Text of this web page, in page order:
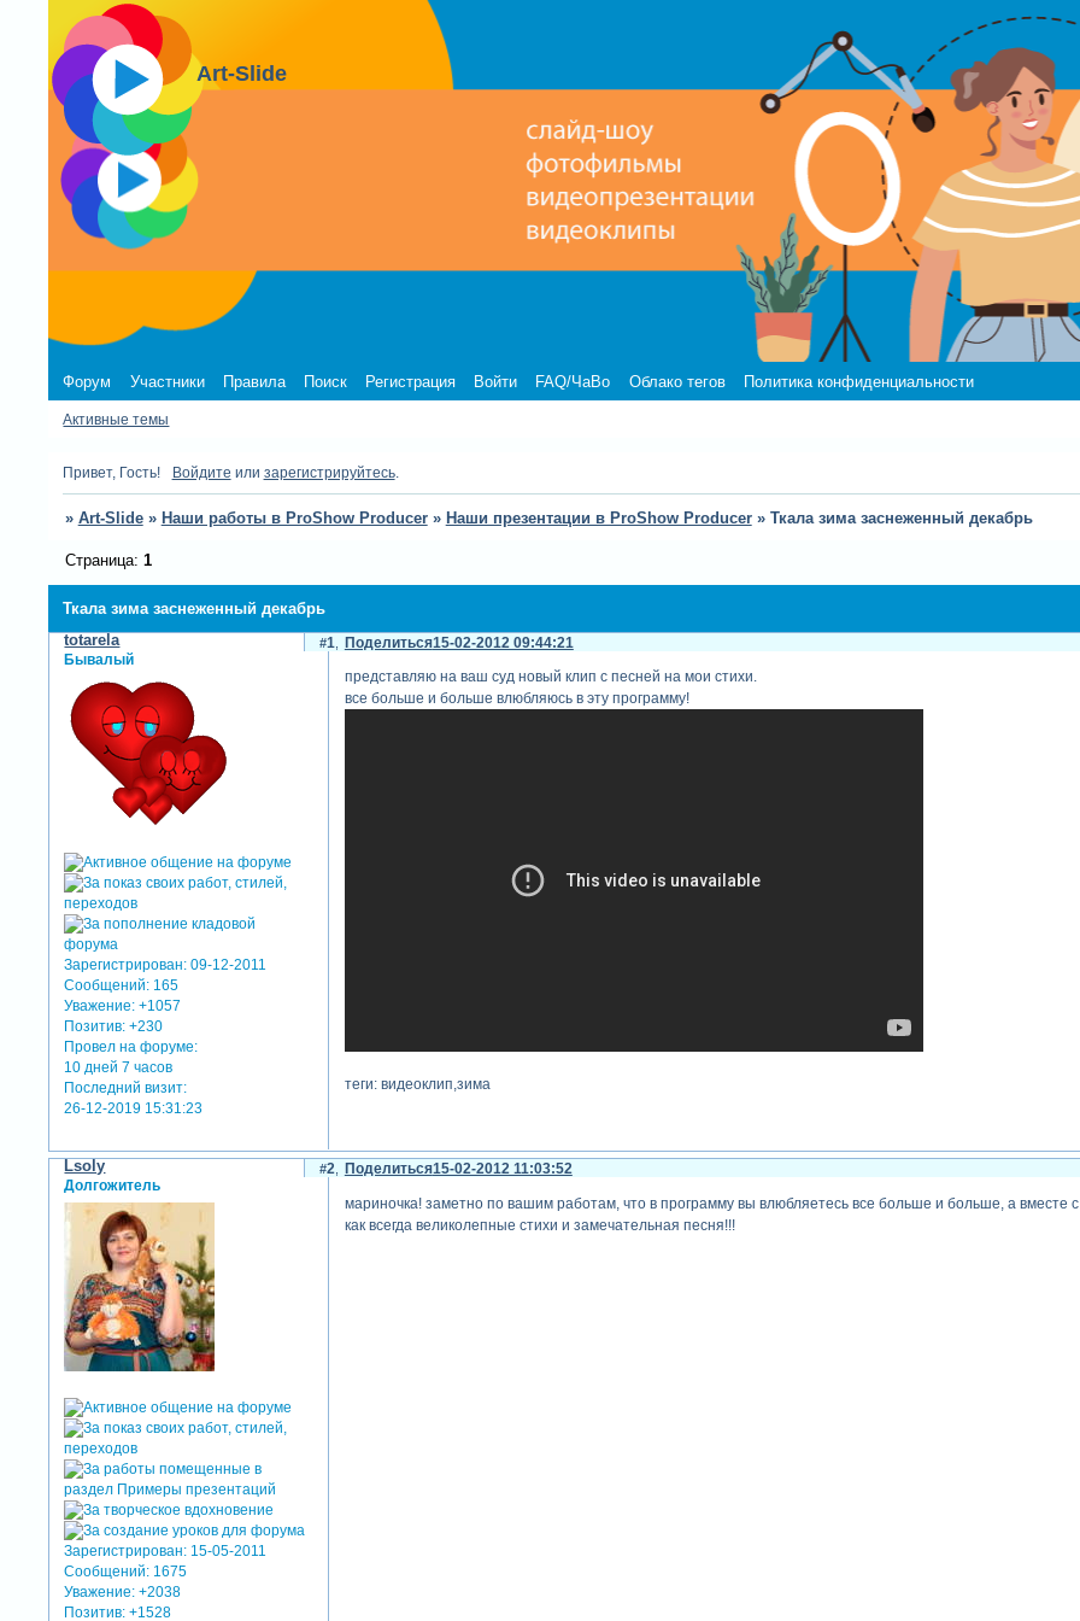
Art-Slide
Форум Участники Правила Поиск Регистрация Войти FAQ/ЧаВо Облако тегов Политика конфиденциальности
Активные темы
Привет, Гость! Войдите или зарегистрируйтесь.
» Art-Slide » Наши работы в ProShow Producer » Наши презентации в ProShow Producer » Ткала зима заснеженный декабрь
Ткала зима заснеженный декабрь
Страница: 1
Поделиться
1 15-02-2012 09:44:21
totarela
Бывалый
Зарегистрирован: 09-12-2011
Сообщений: 165
Уважение: +1057
Позитив: +230
Провел на форуме:
10 дней 7 часов
Последний визит:
26-12-2019 15:31:23
представляю на ваш суд новый клип с песней на мои стихи.
все больше и больше влюбляюсь в эту программу!
теги: видеоклип,зима
Поделиться
2 15-02-2012 11:03:52
Lsoly
Долгожитель
Зарегистрирован: 15-05-2011
Сообщений: 1675
Уважение: +2038
Позитив: +1528
мариночка! заметно по вашим работам, что в программу вы влюбляетесь все больше и больше, а вместе
как всегда великолепные стихи и замечательная песня!!!